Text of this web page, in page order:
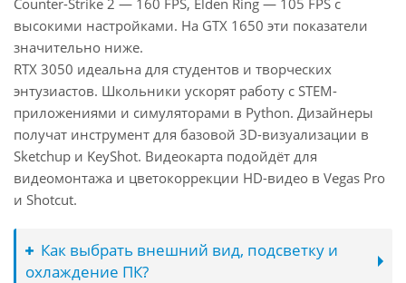
Counter-Strike 2 — 160 FPS, Elden Ring — 105 FPS с
высокими настройками. На GTX 1650 эти показатели
значительно ниже.
RTX 3050 идеальна для студентов и творческих
энтузиастов. Школьники ускорят работу с STEM-
приложениями и симуляторами в Python. Дизайнеры
получат инструмент для базовой 3D-визуализации в
Sketchup и KeyShot. Видеокарта подойдёт для
видеомонтажа и цветокоррекции HD-видео в Vegas Pro
и Shotcut.
Как выбрать внешний вид, подсветку и
охлаждение ПК?